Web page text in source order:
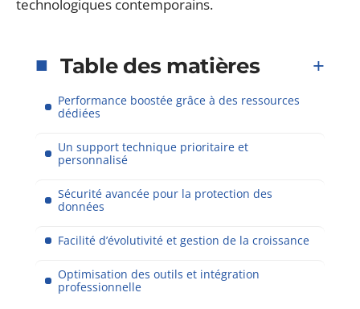
technologiques contemporains.
Table des matières
Performance boostée grâce à des ressources
dédiées
Un support technique prioritaire et
personnalisé
Sécurité avancée pour la protection des
données
Facilité d’évolutivité et gestion de la croissance
Optimisation des outils et intégration
professionnelle